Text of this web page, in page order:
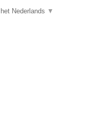
Nederlands ▼